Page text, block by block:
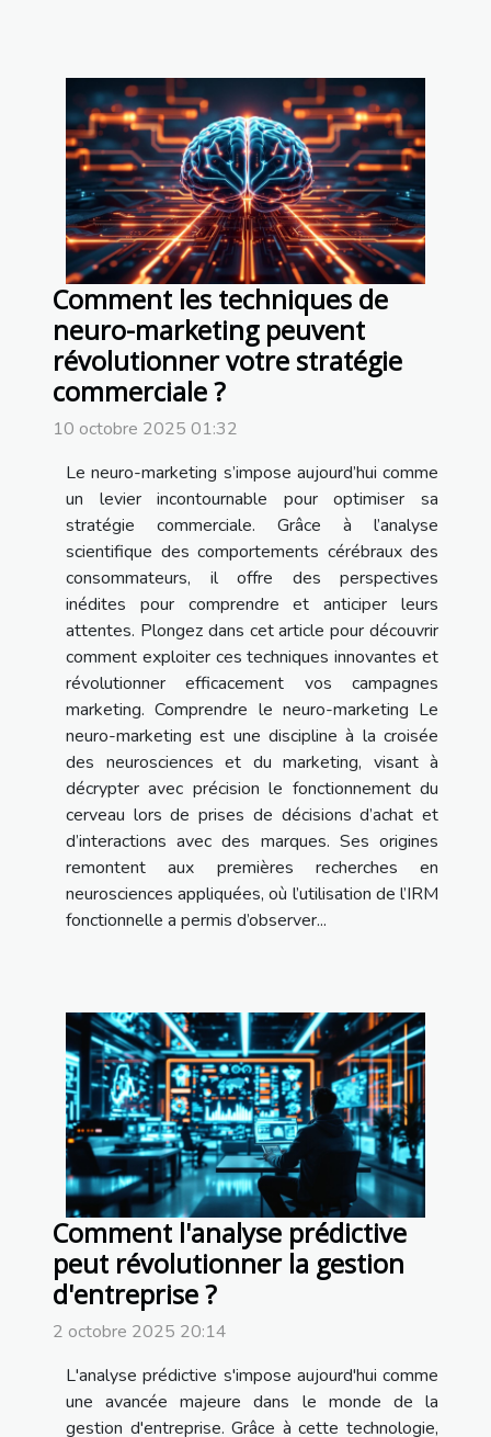
Comment les techniques de
neuro-marketing peuvent
révolutionner votre stratégie
commerciale ?
10 octobre 2025 01:32
Le neuro-marketing s’impose aujourd’hui comme
un levier incontournable pour optimiser sa
stratégie commerciale. Grâce à l’analyse
scientifique des comportements cérébraux des
consommateurs, il offre des perspectives
inédites pour comprendre et anticiper leurs
attentes. Plongez dans cet article pour découvrir
comment exploiter ces techniques innovantes et
révolutionner efficacement vos campagnes
marketing. Comprendre le neuro-marketing Le
neuro-marketing est une discipline à la croisée
des neurosciences et du marketing, visant à
décrypter avec précision le fonctionnement du
cerveau lors de prises de décisions d’achat et
d’interactions avec des marques. Ses origines
remontent aux premières recherches en
neurosciences appliquées, où l’utilisation de l’IRM
fonctionnelle a permis d’observer...
Comment l'analyse prédictive
peut révolutionner la gestion
d'entreprise ?
2 octobre 2025 20:14
L'analyse prédictive s'impose aujourd'hui comme
une avancée majeure dans le monde de la
gestion d'entreprise. Grâce à cette technologie,